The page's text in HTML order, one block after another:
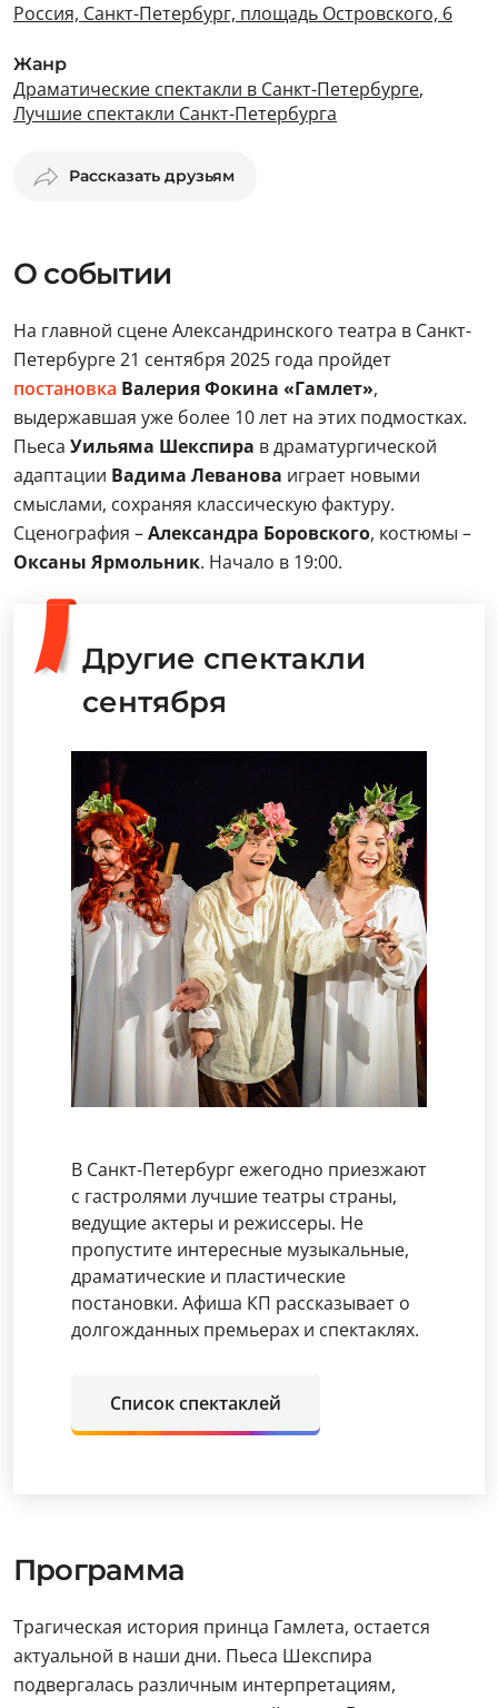
Россия, Санкт-Петербург, площадь Островского, 6
Жанр
Драматические спектакли в Санкт-Петербурге,
Лучшие спектакли Санкт-Петербурга
Рассказать друзьям
О событии
На главной сцене Александринского театра в Санкт-
Петербурге 21 сентября 2025 года пройдет
постановка Валерия Фокина «Гамлет»,
выдержавшая уже более 10 лет на этих подмостках.
Пьеса Уильяма Шекспира в драматургической
адаптации Вадима Леванова играет новыми
смыслами, сохраняя классическую фактуру.
Сценография –Александра Боровского, костюмы –
Оксаны Ярмольник. Начало в 19:00.
Другие спектакли
сентября
В Санкт-Петербург ежегодно приезжают
с гастролями лучшие театры страны,
ведущие актеры и режиссеры. Не
пропустите интересные музыкальные,
драматические и пластические
постановки. Афиша КП рассказывает о
долгожданных премьерах и спектаклях.
Список спектаклей
Программа
Трагическая история принца Гамлета, остается
актуальной в наши дни. Пьеса Шекспира
подвергалась различным интерпретациям,